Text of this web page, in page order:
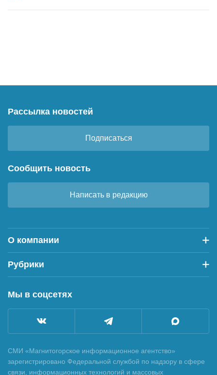
Рассылка новостей
Подписаться
Сообщить новость
Написать в редакцию
О компании
Рубрики
Мы в соцсетях
СМИ «Магнитогорское информационное агентство»
зарегистрировано Федеральной службой по надзору в сфере
связи, информационных технологий и массовых